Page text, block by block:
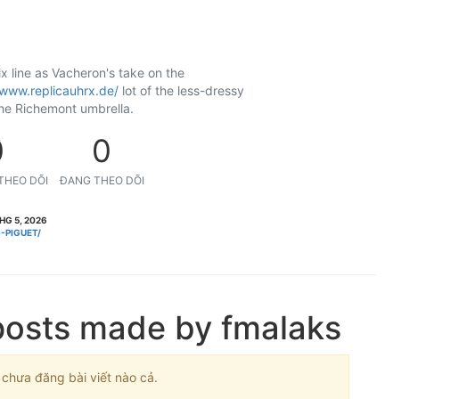
line as Vacheron's take on the
lot of the less-dressy
Richemont umbrella.
DÕI
0
ĐANG THEO DÕI
5, 2026
PIGUET/
made by fmalaks
đăng bài viết nào cả.